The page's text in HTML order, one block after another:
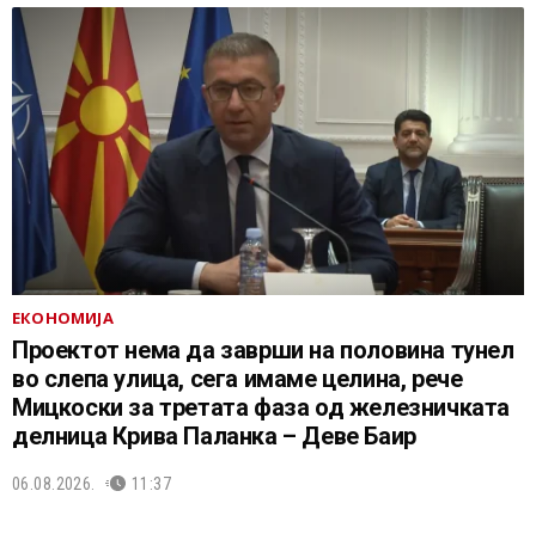
ЕКОНОМИЈА
Проектот нема да заврши на половина тунел
во слепа улица, сега имаме целина, рече
Мицкоски за третата фаза од железничката
делница Крива Паланка – Деве Баир
06.08.2026. 11:37